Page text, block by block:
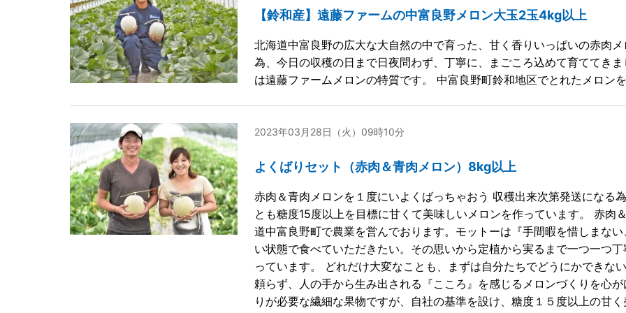
【鈴和産】遠藤ファームの中富良野メロン大玉2玉4kg以上
北海道中富良野の広大な大自然の中で育った、甘く香りいっぱいの赤肉
為、今日の収穫の日まで日夜問わず、丁寧に、まごころ込めて育ててき
は遠藤ファームメロンの特質です。 中富良野町鈴和地区でとれたメロン
2023年03月28日（火）09時10分
よくばりセット（赤肉＆青肉メロン）8kg以上
赤肉＆青肉メロンを１度にいよくばっちゃおう 収穫出来次第発送になる
とも糖度15度以上を目標に甘くて美味しいメロンを作っています。 赤肉
道中富良野町で農業を営んでおります。モットーは『手間暇を惜しまな
い状態で食べていただきたい。その思いから定植から実るまで一つ一つ
っています。 どれだけ大変なことも、まずは自分たちでどうにかできな
頼らず、人の手から生み出される『こころ』を感じるメロンづくりを心
りが必要な繊細な果物ですが、自社の基準を設け、糖度１５度以上の甘